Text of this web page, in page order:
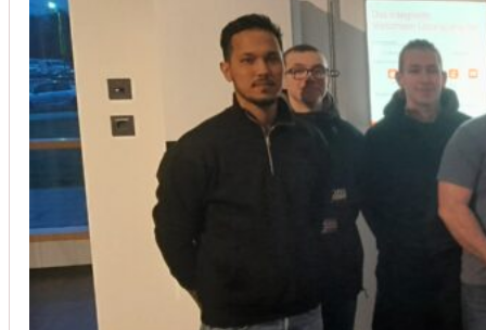
Installation von Klimaanlagen
SERVICE
Wir legen großen Wert auf Qualität und
Kundenzufriedenheit. Bei der Installation von
Klimaanlagen verwenden wir nur hochwertige
Produkte führender Hersteller und gewährleisten,
dass jede Installation nicht nur effizient, sondern
auch energieeinsparend ist.